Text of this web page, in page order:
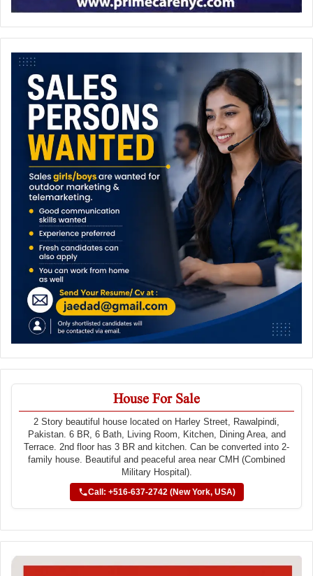
House For Sale
2 Story beautiful house located on Harley Street, Rawalpindi,
Pakistan. 6 BR, 6 Bath, Living Room, Kitchen, Dining Area, and
Terrace. 2nd floor has 3 BR and kitchen. Can be converted into 2-
family house. Beautiful and peaceful area near CMH (Combined
Military Hospital).
Call: +516-637-2742 (New York, USA)